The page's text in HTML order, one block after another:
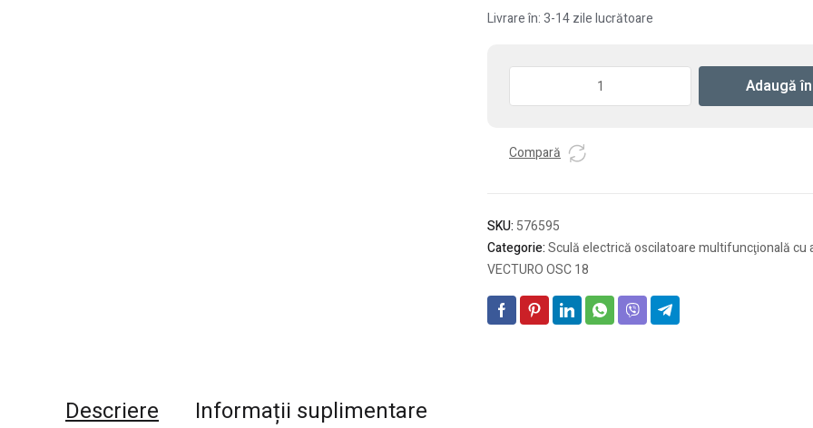
Livrare în: 3-14 zile lucrătoare
multifuncţională
OSC
18
HPC
4,0
Adaugă
Compară
SKU: 576595
Categorie:Sculă electrică oscilatoare multifuncţională cu
VECTURO OSC 18
Descriere Informații suplimentare